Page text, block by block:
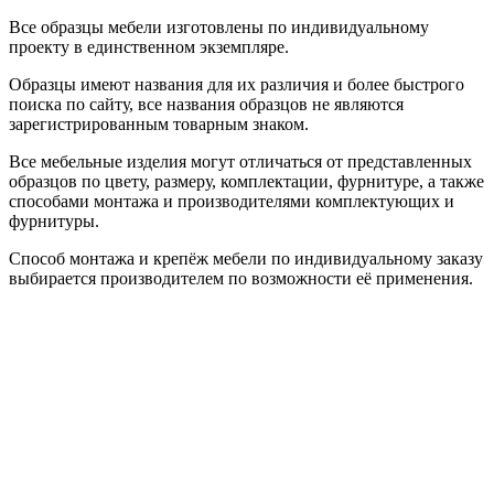
Все образцы мебели изготовлены по индивидуальному
проекту в единственном экземпляре.
Образцы имеют названия для их различия и более быстрого
поиска по сайту, все названия образцов не являются
зарегистрированным товарным знаком.
Все мебельные изделия могут отличаться от представленных
образцов по цвету, размеру, комплектации, фурнитуре, а также
способами монтажа и производителями комплектующих и
фурнитуры.
Способ монтажа и крепёж мебели по индивидуальному заказу
выбирается производителем по возможности её применения.